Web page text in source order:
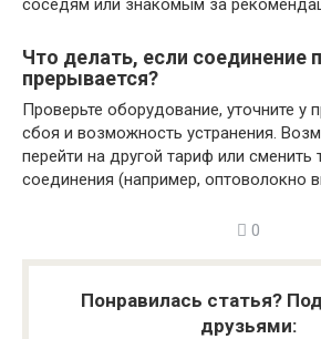
Что делать, если соединение
прерывается?
Проверьте оборудование, уточните у
сбоя и возможность устранения.
перейти на другой тариф или сменить
соединения (например, оптоволокно
0
Понравилась статья?
друзьями: